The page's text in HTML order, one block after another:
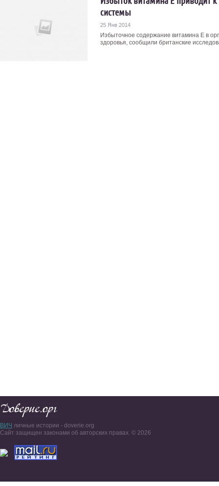
системы
25 Янв 2014
Избыточное содержание витамина Е в
здоровья, сообщили британские
ВИЧ личные истории - doverie.org
Сайт защищен законами об авторских правах. © 2026